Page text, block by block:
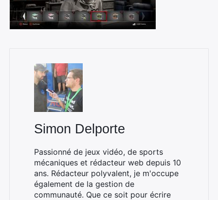
Simon Delporte
Passionné de jeux vidéo, de sports
mécaniques et rédacteur web depuis 10
ans. Rédacteur polyvalent, je m'occupe
également de la gestion de
communauté. Que ce soit pour écrire